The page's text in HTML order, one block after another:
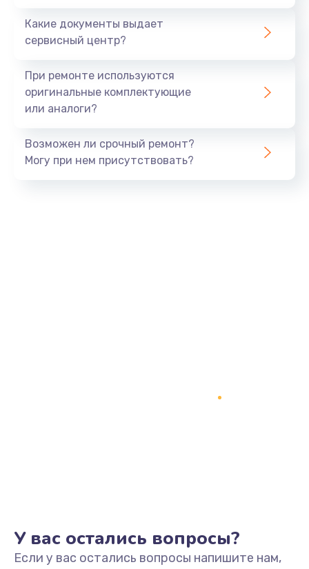
Восстановление данных
Заказать
1060 руб.
995 руб.
Какие документы выдает
сервисный центр?
При ремонте используются
оригинальные комплектующие
или аналоги?
Возможен ли срочный ремонт?
Могу при нем присутствовать?
У вас остались вопросы?
Если у вас остались вопросы напишите нам,